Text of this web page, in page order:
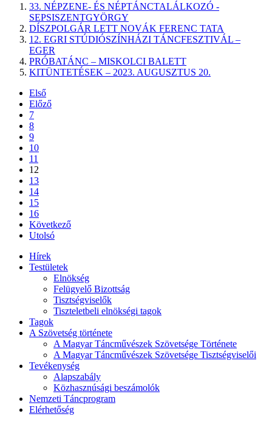
33. NÉPZENE- ÉS NÉPTÁNCTALÁLKOZÓ -
SEPSISZENTGYÖRGY
DÍSZPOLGÁR LETT NOVÁK FERENC TATA
12. EGRI STÚDIÓSZÍNHÁZI TÁNCFESZTIVÁL –
EGER
PRÓBATÁNC – MISKOLCI BALETT
KITÜNTETÉSEK – 2023. AUGUSZTUS 20.
Első
Előző
7
8
9
10
11
12
13
14
15
16
Következő
Utolsó
Hírek
Testületek
Elnökség
Felügyelő Bizottság
Tisztségviselők
Tiszteletbeli elnökségi tagok
Tagok
A Szövetség története
A Magyar Táncművészek Szövetsége Története
A Magyar Táncművészek Szövetsége Tisztségviselői
Tevékenység
Alapszabály
Közhasznúsági beszámolók
Nemzeti Táncprogram
Elérhetőség